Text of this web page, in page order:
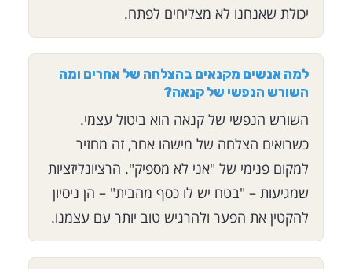
יכולת שאנחנו לא מצליחים לפתח.
למה אנשים מקנאים בהצלחה של אחרים ומה
השורש הנפשי של קנאה?
השורש הנפשי של קנאה הוא ביטול עצמי.
כשרואים הצלחה של מישהו אחר, זה מחזיר
למקום פנימי של "אני לא מספיק". הרציונליזציות
שמגיעות – "בטח יש לו כסף מהבית" – הן ניסיון
להקטין את הפער ולהרגיש טוב יותר עם עצמנו.